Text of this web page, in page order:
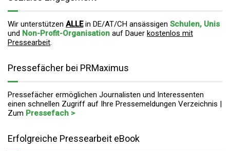
Wir unterstützen ALLEin DE/AT/CH ansässigen Schulen, Unis
und Non-Profit-Organisation auf Dauer kostenlos mit
Pressearbeit.
Pressefächer bei PRMaximus
Pressefächer ermöglichen Journalisten und Interessenten
einen schnellen Zugriff auf Ihre Pressemeldungen Verzeichnis |
Zum Pressefach >
Erfolgreiche Pressearbeit eBook